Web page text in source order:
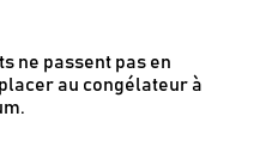
ne passent pas en
au congélateur à